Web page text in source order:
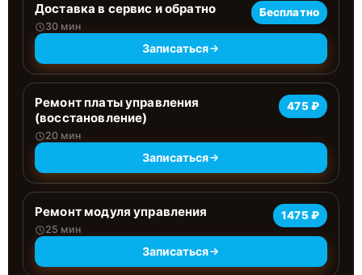
Доставка в сервис и обратно
30 мин
Бесплатно
Записаться
Ремонт платы управления
(восстановление)
20 мин
475 ₽
Записаться
Ремонт модуля управления
25 мин
1475 ₽
Записаться